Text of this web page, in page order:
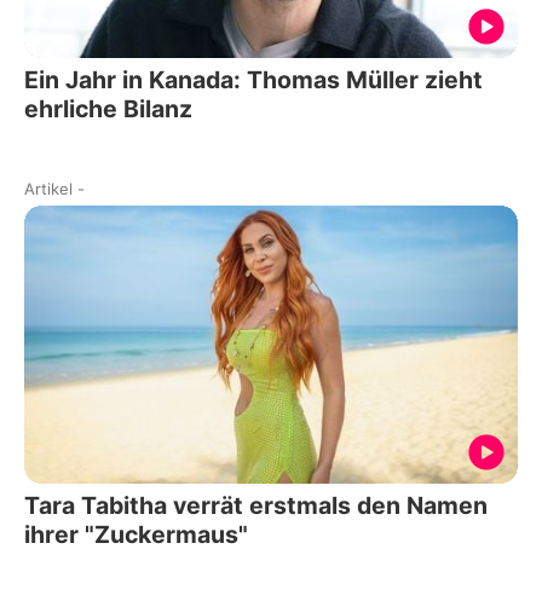
Ein Jahr in Kanada: Thomas Müller zieht
ehrliche Bilanz
Artikel -
Tara Tabitha verrät erstmals den Namen
ihrer "Zuckermaus"